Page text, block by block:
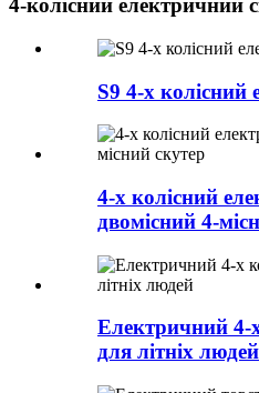
4-колісний електричний
S9 4-х колісний
4-х колісний
двомісний 4-
Електричний 4-
для літніх людей